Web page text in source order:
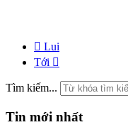
Lui
Tới
Tìm kiếm...
Tin mới nhất